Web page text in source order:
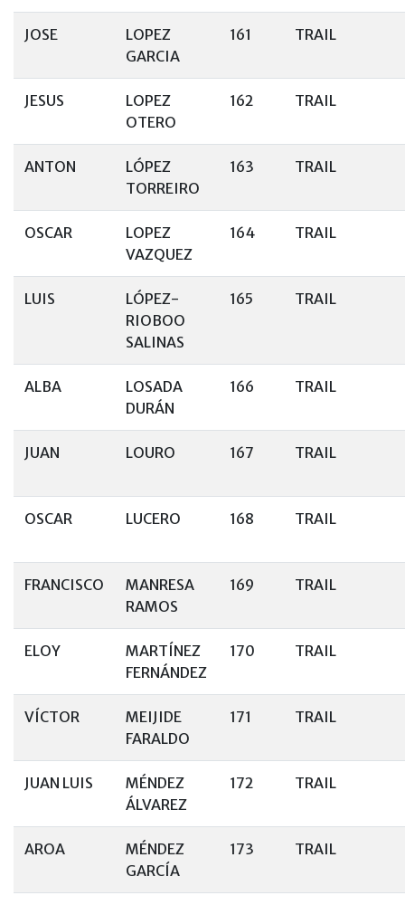
JOSE
LOPEZ
GARCIA
161 TRAIL
JESUS
LOPEZ
OTERO
162 TRAIL
ANTON
LÓPEZ
TORREIRO
163 TRAIL
OSCAR
LOPEZ
VAZQUEZ
164 TRAIL
LUIS
LÓPEZ-
RIOBOO
SALINAS
165 TRAIL
ALBA
LOSADA
DURÁN
166 TRAIL
JUAN LOURO 167 TRAIL
OSCAR LUCERO 168 TRAIL
FRANCISCO
MANRESA
RAMOS
169 TRAIL
ELOY
MARTÍNEZ
FERNÁNDEZ
170 TRAIL
VÍCTOR
MEIJIDE
FARALDO
171 TRAIL
JUAN LUIS
MÉNDEZ
ÁLVAREZ
172 TRAIL
AROA
MÉNDEZ
GARCÍA
173 TRAIL